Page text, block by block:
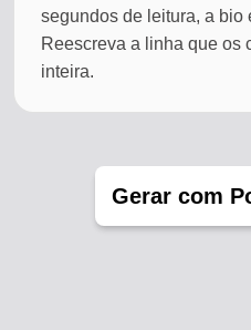
segundos de leitura, a bio
Reescreva a linha que os
inteira.
Gerar com